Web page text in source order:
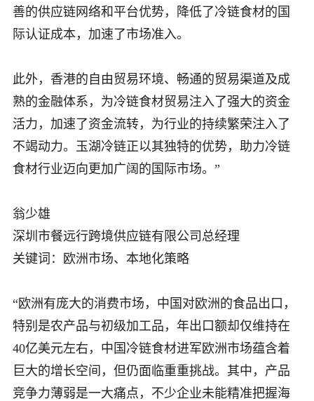
善的供应链网络和平台优势，降低了冷链食材的国
际认证成本，加速了市场准入。
此外，香港的自由贸易环境、畅通的贸易渠道及成
熟的金融体系，为冷链食材贸易注入了强大的资金
活力，加速了资金流转，为行业的持续繁荣注入了
不竭动力。玉湖冷链正以其独特的优势，助力冷链
食材行业迈向更加广阔的国际市场。”
翁少雄
深圳市餐远行跨境供应链有限公司总经理
关键词：欧洲市场、本地化策略
“欧洲有庞大的消费市场，中国对欧洲的食品出口，
特别是农产品与初级加工品，年出口额却仅维持在
40亿美元左右，中国冷链食材进军欧洲市场蕴含着
巨大的增长空间，但仍面临重重挑战。其中，产品
竞争力薄弱是一大痛点，不少企业未能精准把握海